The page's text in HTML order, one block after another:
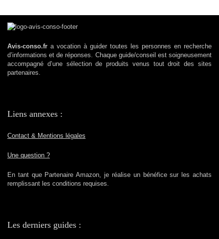
Avis-conso.fr a vocation à guider toutes les personnes en recherche
d’informations et de réponses. Chaque guide/conseil est soigneusement
accompagné d’une sélection de produits venus tout droit des sites
partenaires.
Liens annexes :
Contact & Mentions légales
Une question ?
En tant que Partenaire Amazon, je réalise un bénéfice sur les achats
remplissant les conditions requises.
Les derniers guides :